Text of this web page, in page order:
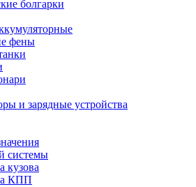
болгарки
фены
и зарядные устройства
системы
кузова
КПП